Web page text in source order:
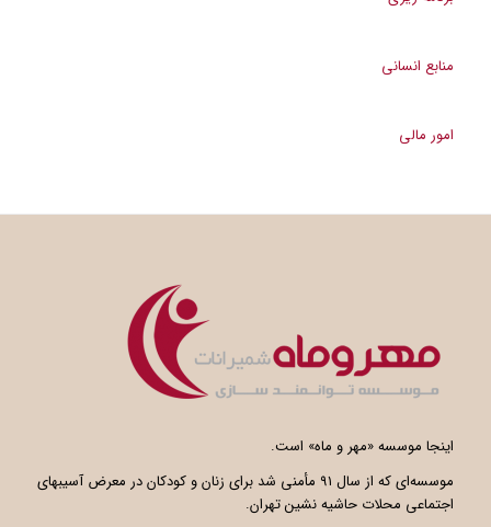
منابع انسانی
امور مالی
اینجا موسسه «مهر و ماه» است.
موسسه‌ای که از سال ۹۱ مأمنی شد برای زنان و کودکان در معرض آسیبهای
اجتماعی محلات حاشیه نشین تهران.